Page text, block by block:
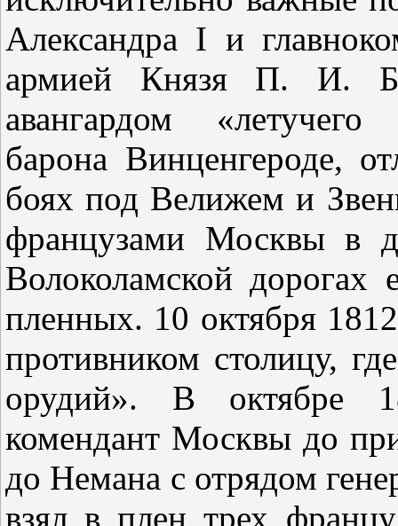
Александра I и
армией Князя П. И.
авангардом «летучего
барона Винценгероде,
боях под Велижем и
французами Москвы в
Волоколамской дорогах
пленных. 10 октября
противником столицу,
орудий». В октябре
комендант Москвы до
до Немана с отрядом
взял в плен трех